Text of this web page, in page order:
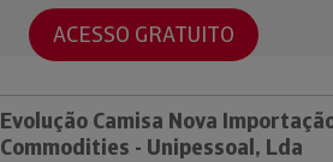
ACESSO GRATUITO
Evolução Camisa Nova
Commodities - Unipessoal, Lda